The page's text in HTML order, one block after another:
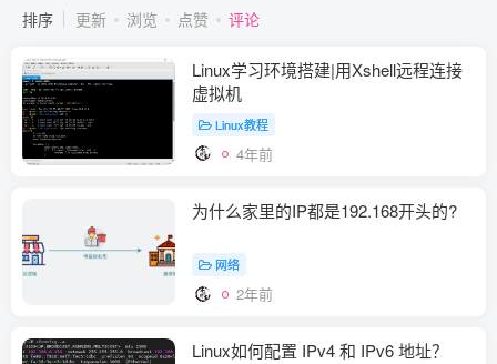
排序 更新 浏览 点赞 评论
Linux学习环境搭建|用Xshell远程连接
虚拟机
Linux教程
4年前
为什么家里的IP都是192.168开头的?
网络
2年前
Linux如何配置 IPv4 和 IPv6 地址？